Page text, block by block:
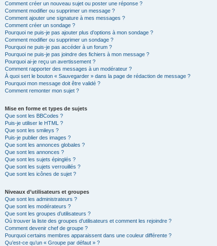
Comment créer un nouveau sujet ou poster une réponse ?
Comment modifier ou supprimer un message ?
Comment ajouter une signature à mes messages ?
Comment créer un sondage ?
Pourquoi ne puis-je pas ajouter plus d’options à mon sondage ?
Comment modifier ou supprimer un sondage ?
Pourquoi ne puis-je pas accéder à un forum ?
Pourquoi ne puis-je pas joindre des fichiers à mon message ?
Pourquoi ai-je reçu un avertissement ?
Comment rapporter des messages à un modérateur ?
À quoi sert le bouton « Sauvegarder » dans la page de rédaction de message ?
Pourquoi mon message doit être validé ?
Comment remonter mon sujet ?
Mise en forme et types de sujets
Que sont les BBCodes ?
Puis-je utiliser le HTML ?
Que sont les smileys ?
Puis-je publier des images ?
Que sont les annonces globales ?
Que sont les annonces ?
Que sont les sujets épinglés ?
Que sont les sujets verrouillés ?
Que sont les icônes de sujet ?
Niveaux d’utilisateurs et groupes
Que sont les administrateurs ?
Que sont les modérateurs ?
Que sont les groupes d’utilisateurs ?
Où trouver la liste des groupes d’utilisateurs et comment les rejoindre ?
Comment devenir chef de groupe ?
Pourquoi certains membres apparaissent dans une couleur différente ?
Qu’est-ce qu’un « Groupe par défaut » ?